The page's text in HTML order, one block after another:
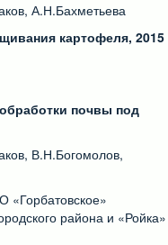
А.Н.Бахметьева
картофеля, 2015
почвы под
В.Н.Богомолов,
района и «Ройка»